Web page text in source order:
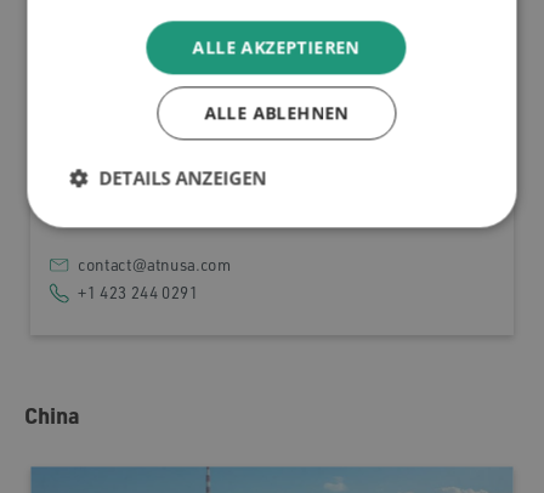
7801 Lee Highway
Chattanooga TN 37421
United States of America
Thomas Brandler
contact@atnusa.com
+1 423 244 0291
China
ALLE AKZEPTIEREN
ALLE ABLEHNEN
DETAILS ANZEIGEN